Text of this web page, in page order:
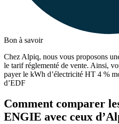
Bon à savoir
Chez Alpiq, nous vous proposons
le tarif réglementé de vente. Ainsi,
payer le kWh d’électricité HT 4 %
d’EDF
Comment comparer
ENGIE avec ceux